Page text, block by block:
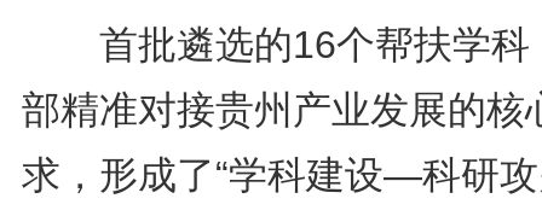
首批遴选的16个帮扶学科
部精准对接贵州产业发展的核
求，形成了“学科建设—科研